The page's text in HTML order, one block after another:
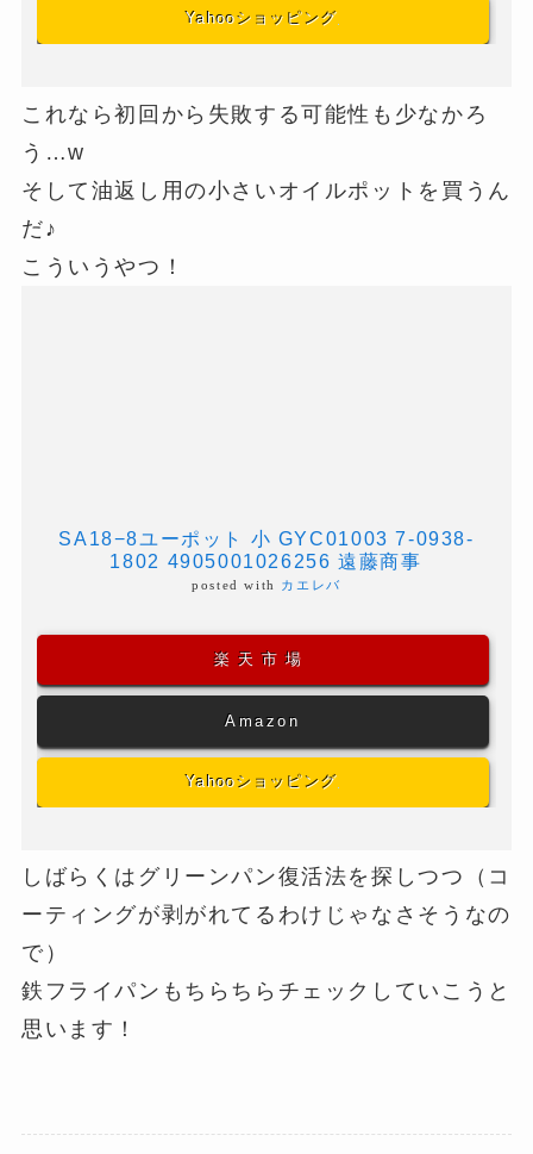
Yahooショッピング
これなら初回から失敗する可能性も少なかろ
う…w
そして油返し用の小さいオイルポットを買うん
だ♪
こういうやつ！
SA18−8ユーポット 小 GYC01003 7-0938-
1802 4905001026256 遠藤商事
posted with カエレバ
楽天市場
Amazon
Yahooショッピング
しばらくはグリーンパン復活法を探しつつ（コ
ーティングが剥がれてるわけじゃなさそうなの
で）
鉄フライパンもちらちらチェックしていこうと
思います！